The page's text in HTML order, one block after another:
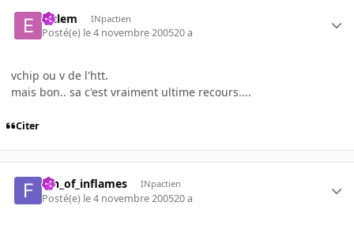
elclem INpactien
Posté(e) le 4 novembre 200520 a
vchip ou v de l'htt.
mais bon.. sa c'est vraiment ultime recours....
Citer
fan_of_inflames INpactien
Posté(e) le 4 novembre 200520 a